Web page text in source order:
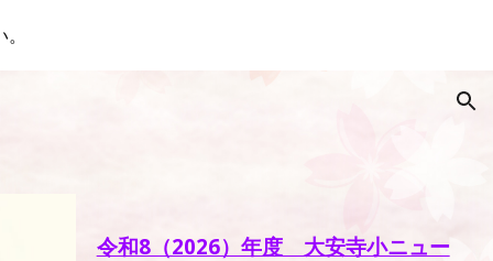
令和8（2026）年度 大安寺小ニュー